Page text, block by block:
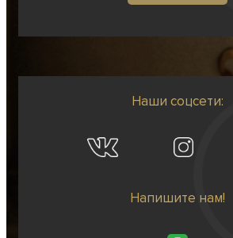
Наши соцсети:
Напишите нам!